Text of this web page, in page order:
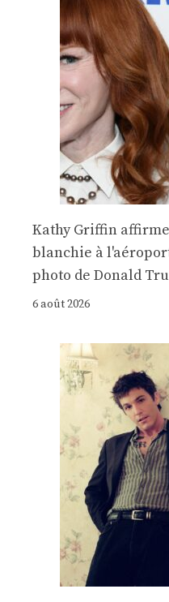
Kathy Griffin
blanchie à
photo de Donald
6 août 2026